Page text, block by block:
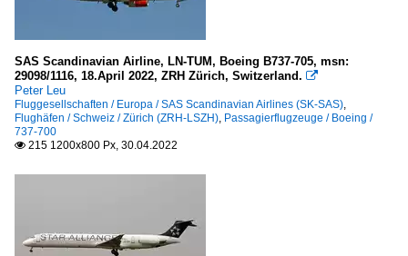
SAS Scandinavian Airline, LN-TUM, Boeing B737-705, msn:
29098/1116, 18.April 2022, ZRH Zürich, Switzerland. 
Peter Leu
Fluggesellschaften / Europa / SAS Scandinavian Airlines (SK-SAS)
Flughäfen / Schweiz / Zürich (ZRH-LSZH) Passagierflugzeuge / Boeing /
737-700
 215 1200x800 Px, 30.04.2022